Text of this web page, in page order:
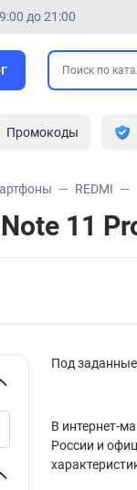
до 21:00
Промокоды
REDMI
11
Под
В интернет-
России и